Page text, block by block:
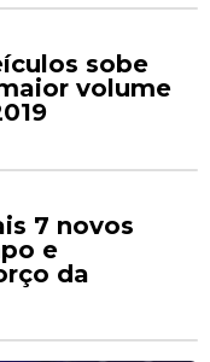
sobe
volume
7 novos
e
da